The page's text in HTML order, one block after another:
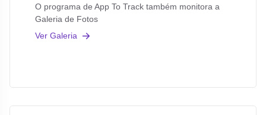
O programa de App To Track também monitora a
Galeria de Fotos
Ver Galeria